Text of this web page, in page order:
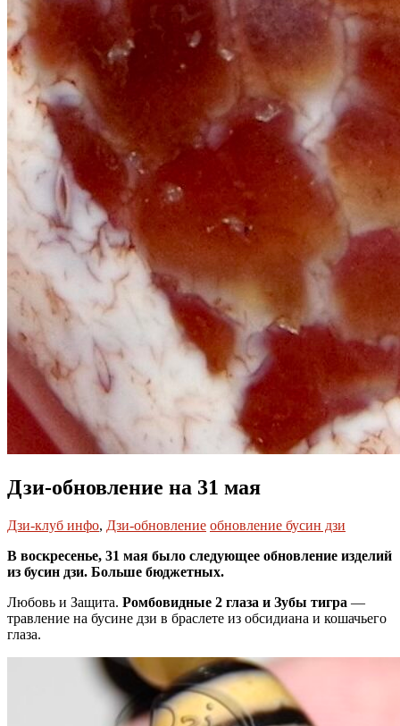
Дзи-обновление на 31 мая
Дзи-клуб инфо, Дзи-обновление обновление бусин дзи
В воскресенье, 31 мая было следующее обновление изделий
из бусин дзи. Больше бюджетных.
Любовь и Защита. Ромбовидные 2 глаза и Зубы тигра —
травление на бусине дзи в браслете из обсидиана и кошачьего
глаза.